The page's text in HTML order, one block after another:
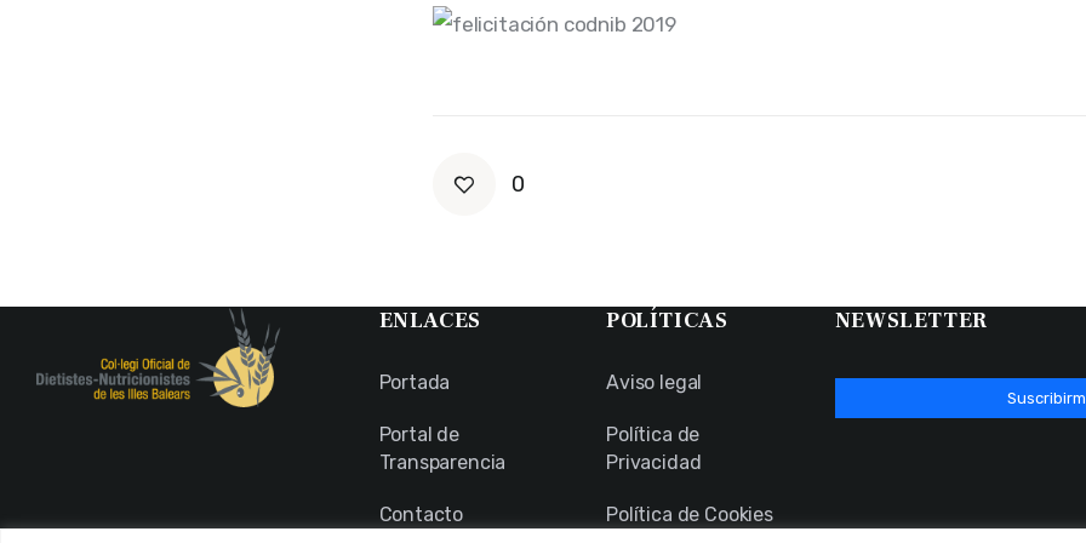
0
ENLACES
Portada
Portal de
Transparencia
Contacto
POLÍTICAS
Aviso legal
Política de
Privacidad
Política de Cookies
NEWSLETTER